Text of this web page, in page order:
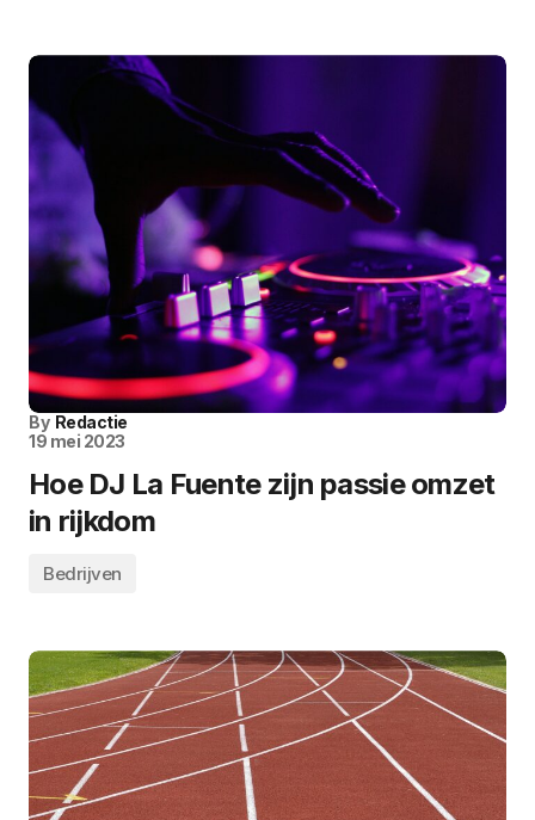
By Redactie
19 mei 2023
Hoe DJ La Fuente zijn passie omzet
in rijkdom
Bedrijven